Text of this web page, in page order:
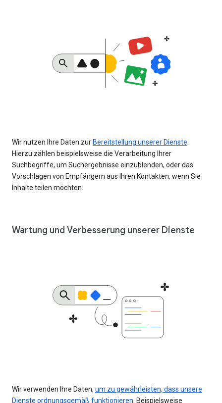
Wir nutzen Ihre Daten zur Bereitstellung unserer Dienste
Hierzu zählen beispielsweise die Verarbeitung Ihrer
Suchbegriffe, um Suchergebnisse einzublenden, oder das
Vorschlagen von Empfängern aus Ihren Kontakten, wenn Sie
Inhalte teilen möchten.
Wartung und Verbesserung unserer Dienste
Wir verwenden Ihre Daten, um zu gewährleisten, dass unsere
Dienste ordnungsgemäß funktionieren . Beispielsweise